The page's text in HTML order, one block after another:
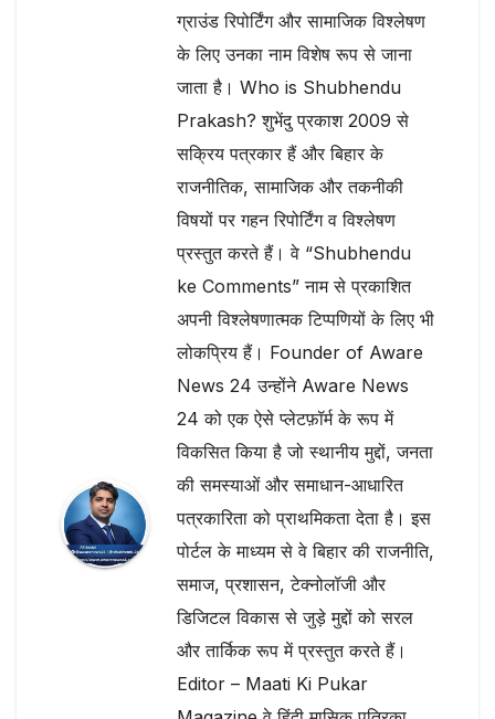
ग्राउंड रिपोर्टिंग और सामाजिक विश्लेषण
के लिए उनका नाम विशेष रूप से जाना
जाता है। Who is Shubhendu
Prakash? शुभेंदु प्रकाश 2009 से
सक्रिय पत्रकार हैं और बिहार के
राजनीतिक, सामाजिक और तकनीकी
विषयों पर गहन रिपोर्टिंग व विश्लेषण
प्रस्तुत करते हैं। वे “Shubhendu
ke Comments” नाम से प्रकाशित
अपनी विश्लेषणात्मक टिप्पणियों के लिए भी
लोकप्रिय हैं। Founder of Aware
News 24 उन्होंने Aware News
24 को एक ऐसे प्लेटफ़ॉर्म के रूप में
विकसित किया है जो स्थानीय मुद्दों, जनता
की समस्याओं और समाधान-आधारित
पत्रकारिता को प्राथमिकता देता है। इस
पोर्टल के माध्यम से वे बिहार की राजनीति,
समाज, प्रशासन, टेक्नोलॉजी और
डिजिटल विकास से जुड़े मुद्दों को सरल
और तार्किक रूप में प्रस्तुत करते हैं।
Editor – Maati Ki Pukar